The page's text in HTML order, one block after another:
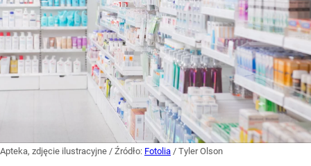
Apteka, zdjęcie ilustracyjne / Źródło: Fotolia / Tyler Olson